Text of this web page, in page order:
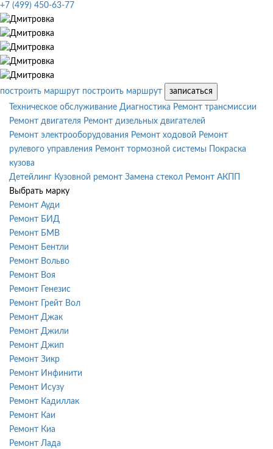
+7 (499) 450-63-77
построить маршрут построить маршрут
записаться
Техническое обслуживание Диагностика Ремонт трансмиссии
Ремонт двигателя Ремонт дизельных двигателей
Ремонт электрооборудования Ремонт ходовой Ремонт
рулевого управления Ремонт тормозной системы
Покраска
кузова
Детейлинг Кузовной ремонт Замена стекол Ремонт АКПП
Выбрать марку
Ремонт Ауди
Ремонт БИД
Ремонт БМВ
Ремонт Бентли
Ремонт Вольво
Ремонт Воя
Ремонт Генезис
Ремонт Грейт Вол
Ремонт Джак
Ремонт Джили
Ремонт Джип
Ремонт Зикр
Ремонт Инфинити
Ремонт Исузу
Ремонт Кадиллак
Ремонт Каи
Ремонт Киа
Ремонт Лада